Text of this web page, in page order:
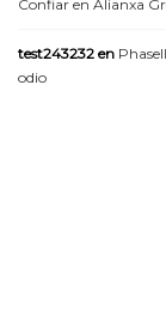
Confiar en Alianxa
test243232 en
odio